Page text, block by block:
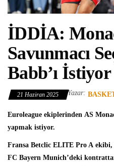
İDDİA:
Savunmacı
Babb’ı
21 Haziran 2025 Yazar:
Euroleague ekiplerinden AS
yapmak istiyor.
Fransa Betclic ELITE Pro A ekibi,
FC Bayern Munich’deki